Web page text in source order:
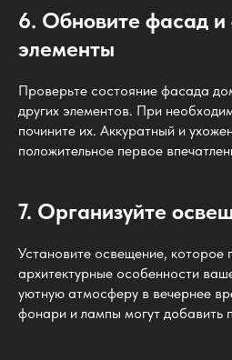
6. Обновите фасад
элементы
Проверьте состояние фасада
других элементов. При
почините их. Аккуратный и
положительное первое
7. Организуйте
Установите освещение, которое
архитектурные особенности
уютную атмосферу в вечернее
фонари и лампы могут добавить